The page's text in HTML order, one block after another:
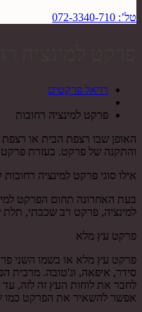
טל’: 072-3340-710
רויאל פרקטים
פרקט למינציה רחובות
האופן שבו רצפת הבית או
והתקנה של פרקט. בעזרת פרקט
אילו סוגי פרקט למינציה רחובות
בעת האחרונה תחום הפרקט
למינציה, פרקט רב שכבתי, תלת
פרקט עץ מלא
פרקט עץ מלא או בשמו השני
לחבר את לוחות העץ זה לזה,
אפשר להשאיר את הפרקט כמו